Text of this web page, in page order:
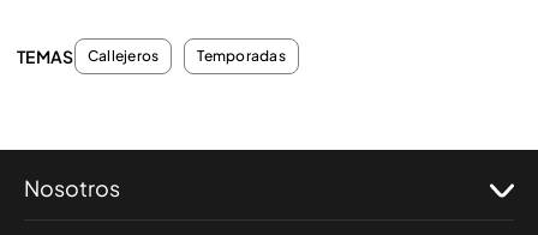
TEMAS Callejeros Temporadas
Nosotros